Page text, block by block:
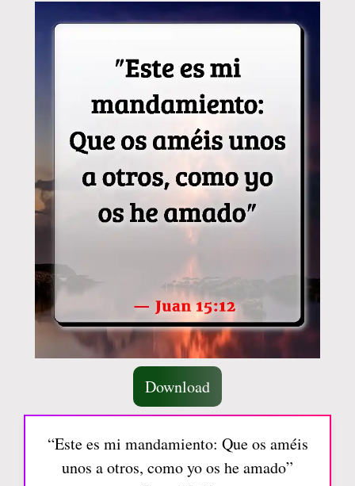
Download
“Este es mi mandamiento: Que os améis
unos a otros, como yo os he amado”